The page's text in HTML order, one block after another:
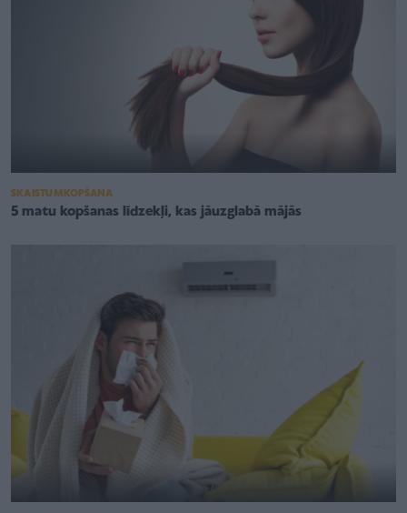
SKAISTUMKOPŠANA
5 matu kopšanas līdzekļi, kas jāuzglabā mājās